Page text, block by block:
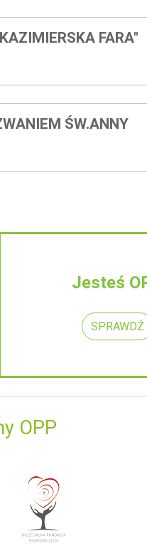
FARA"
ŚW.ANNY
Jesteś
SPRAWDŹ
OPP